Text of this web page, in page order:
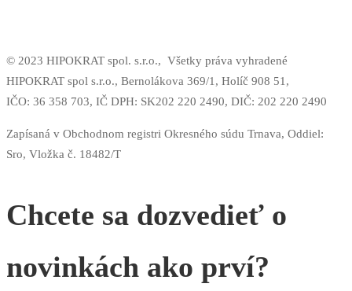
© 2023 HIPOKRAT spol. s.r.o., Všetky práva vyhradené
HIPOKRAT spol s.r.o., Bernolákova 369/1, Holíč 908 51,
IČO: 36 358 703, IČ DPH: SK202 220 2490, DIČ: 202 220 2490
Zapísaná v Obchodnom registri Okresného súdu Trnava, Oddiel:
Sro, Vložka č. 18482/T
Chcete sa dozvedieť o
novinkách ako prví?